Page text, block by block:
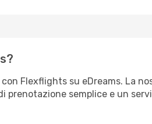
Flexflights su eDreams. La
prenotazione semplice e un